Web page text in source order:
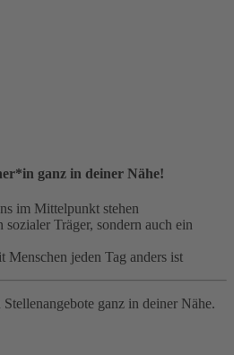
ganz in deiner Nähe!
im Mittelpunkt stehen
Träger, sondern auch ein
jeden Tag anders ist
ganz in deiner Nähe.